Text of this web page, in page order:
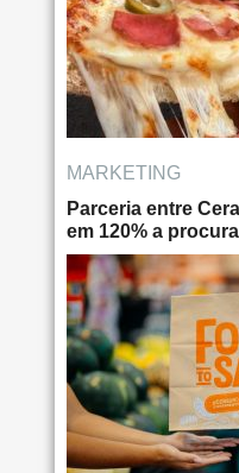
MARKETING
Parceria entre
em 120% a